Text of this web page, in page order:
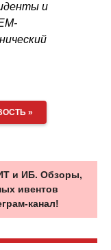
и
»
и ИБ. Обзоры,
ивентов
канал!